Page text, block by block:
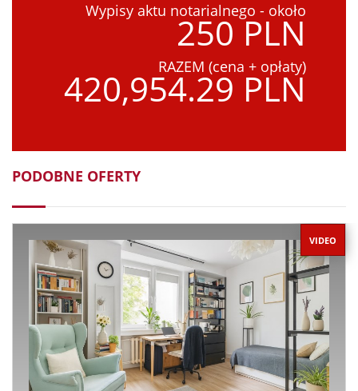
Wypisy aktu notarialnego - około
250 PLN
RAZEM (cena + opłaty)
420,954.29 PLN
PODOBNE OFERTY
VIDEO